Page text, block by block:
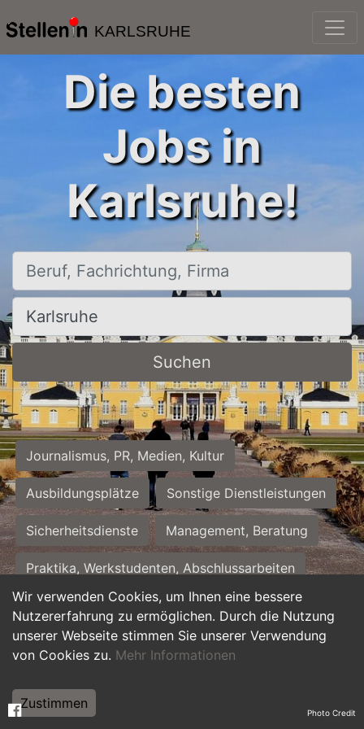
KARLSRUHE
Wir verwenden Cookies, um Ihnen eine bessere
Nutzererfahrung zu ermöglichen. Durch die Nutzung
unserer Webseite stimmen Sie unserer Verwendung
von Cookies zu. Mehr Informationen
Zustimmen
Die besten
Jobs in
Karlsruhe!
Beruf, Fachrichtung, Firma
Ort, Stadt
Suchen
Journalismus, PR, Medien, Kultur
Ausbildungsplätze Sonstige Dienstleistungen
Sicherheitsdienste Management, Beratung
Praktika, Werkstudenten, Abschlussarbeiten
Personalwesen Assistenz, Sekretariat
Hilfskräfte, Aushilfs- und Nebenjobs
Weiterbildung, Studium, duale Ausbildung Photo Credit